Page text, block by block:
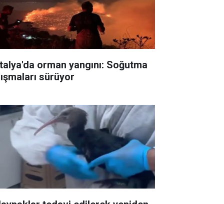
orman yangını: Soğutma
sürüyor